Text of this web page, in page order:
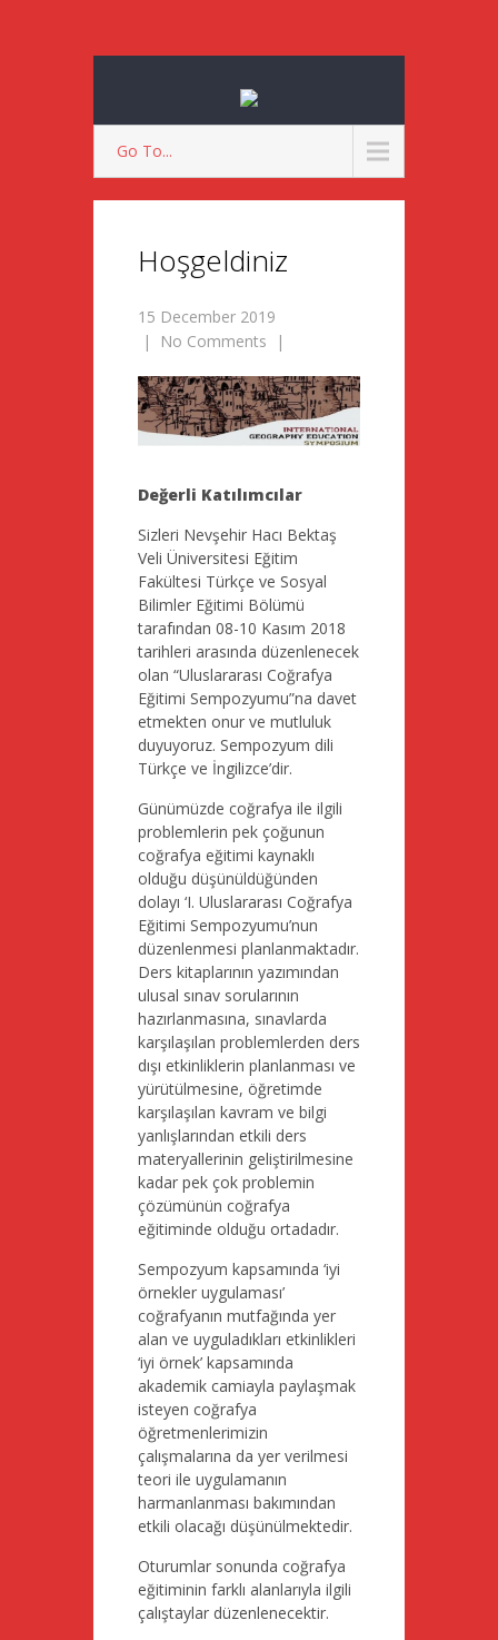
Go To...
Hoşgeldiniz
15 December 2019
|
No Comments |
Değerli Katılımcılar
Sizleri Nevşehir Hacı Bektaş
Veli Üniversitesi Eğitim
Fakültesi Türkçe ve Sosyal
Bilimler Eğitimi Bölümü
tarafından 08-10 Kasım 2018
tarihleri arasında düzenlenecek
olan “Uluslararası Coğrafya
Eğitimi Sempozyumu”na davet
etmekten onur ve mutluluk
duyuyoruz. Sempozyum dili
Türkçe ve İngilizce’dir.
Günümüzde coğrafya ile ilgili
problemlerin pek çoğunun
coğrafya eğitimi kaynaklı
olduğu düşünüldüğünden
dolayı ‘I. Uluslararası Coğrafya
Eğitimi Sempozyumu’nun
düzenlenmesi planlanmaktadır.
Ders kitaplarının yazımından
ulusal sınav sorularının
hazırlanmasına, sınavlarda
karşılaşılan problemlerden ders
dışı etkinliklerin planlanması ve
yürütülmesine, öğretimde
karşılaşılan kavram ve bilgi
yanlışlarından etkili ders
materyallerinin geliştirilmesine
kadar pek çok problemin
çözümünün coğrafya
eğitiminde olduğu ortadadır.
Sempozyum kapsamında ‘iyi
örnekler uygulaması’
coğrafyanın mutfağında yer
alan ve uyguladıkları etkinlikleri
‘iyi örnek’ kapsamında
akademik camiayla paylaşmak
isteyen coğrafya
öğretmenlerimizin
çalışmalarına da yer verilmesi
teori ile uygulamanın
harmanlanması bakımından
etkili olacağı düşünülmektedir.
Oturumlar sonunda coğrafya
eğitiminin farklı alanlarıyla ilgili
çalıştaylar düzenlenecektir.